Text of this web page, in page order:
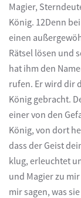
Magier,
König. 12Denn
einen
Rätsel lösen und
hat ihm den
rufen. Er wird dir
König gebracht.
einer von den
König, von dort
dass der Geist
klug, erleuchtet
und Magier zu
mir sagen, was